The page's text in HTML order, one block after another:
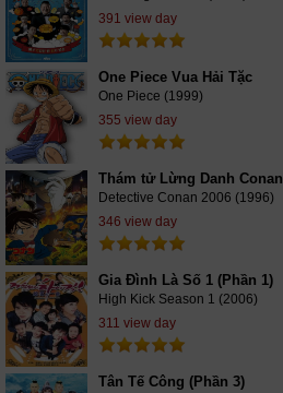
391 view day
One Piece Vua Hải Tặc
One Piece (1999)
355 view day
Thám tử Lừng Danh Conan
Detective Conan 2006 (1996)
346 view day
Gia Đình Là Số 1 (Phần 1)
High Kick Season 1 (2006)
311 view day
Tân Tế Công (Phần 3)